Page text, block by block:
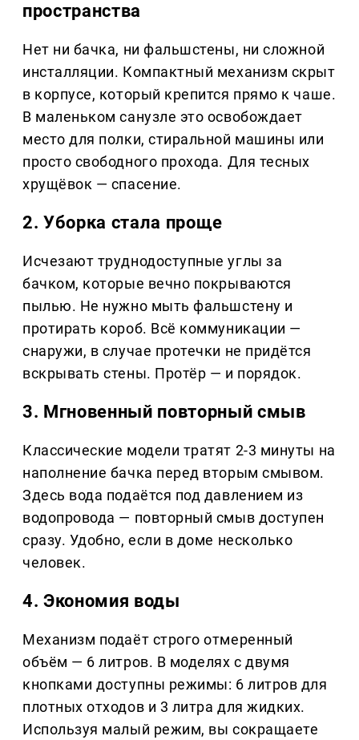
пространства
Нет ни бачка, ни фальшстены, ни сложной
инсталляции. Компактный механизм скрыт
в корпусе, который крепится прямо к чаше.
В маленьком санузле это освобождает
место для полки, стиральной машины или
просто свободного прохода. Для тесных
хрущёвок — спасение.
2. Уборка стала проще
Исчезают труднодоступные углы за
бачком, которые вечно покрываются
пылью. Не нужно мыть фальшстену и
протирать короб. Всё коммуникации —
снаружи, в случае протечки не придётся
вскрывать стены. Протёр — и порядок.
3. Мгновенный повторный смыв
Классические модели тратят 2-3 минуты на
наполнение бачка перед вторым смывом.
Здесь вода подаётся под давлением из
водопровода — повторный смыв доступен
сразу. Удобно, если в доме несколько
человек.
4. Экономия воды
Механизм подаёт строго отмеренный
объём — 6 литров. В моделях с двумя
кнопками доступны режимы: 6 литров для
плотных отходов и 3 литра для жидких.
Используя малый режим, вы сокращаете